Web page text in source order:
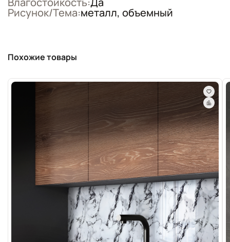
Рисунок/Тема:металл, объемный
Похожие товары